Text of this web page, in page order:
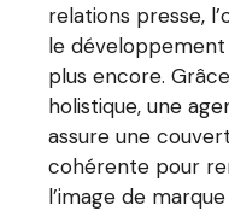
relations presse,
le
plus encore.
holistique, une
assure une
cohérente pour
l’image de